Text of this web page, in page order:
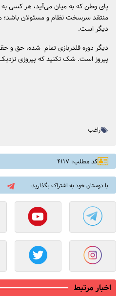
پای وطن که به میان می‌آید، هر کسی
منتقد سرسخت نظام و مسئولان باشد؛
دیگر است.
دیگر دوره قلدربازی تمام شده، حق و
پیروز است. شک نکنید که پیروزی
راغب
کد مطلب: ۴۱۱۷
با دوستان خود به اشتراک بگذارید:
اخبار مرتبط